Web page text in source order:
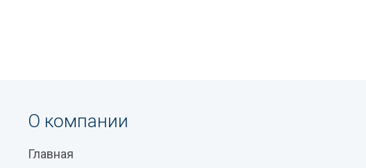
О компании
Главная